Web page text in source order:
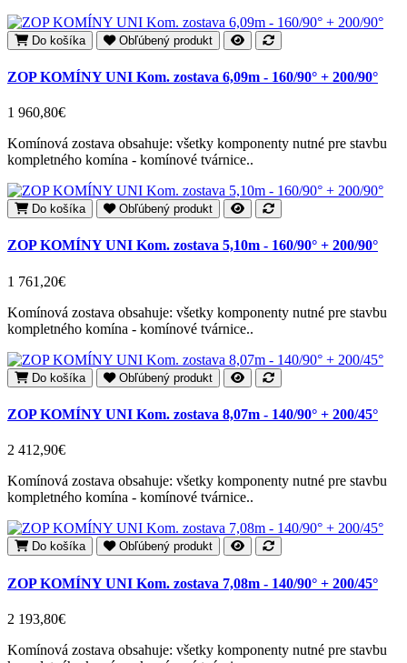
Do košíka Obľúbený produkt
ZOP KOMÍNY UNI Kom. zostava 6,09m - 160/90° + 200/90°
1 960,80€
Komínová zostava obsahuje: všetky komponenty nutné pre stavbu
kompletného komína - komínové tvárnice..
Do košíka Obľúbený produkt
ZOP KOMÍNY UNI Kom. zostava 5,10m - 160/90° + 200/90°
1 761,20€
Komínová zostava obsahuje: všetky komponenty nutné pre stavbu
kompletného komína - komínové tvárnice..
Do košíka Obľúbený produkt
ZOP KOMÍNY UNI Kom. zostava 8,07m - 140/90° + 200/45°
2 412,90€
Komínová zostava obsahuje: všetky komponenty nutné pre stavbu
kompletného komína - komínové tvárnice..
Do košíka Obľúbený produkt
ZOP KOMÍNY UNI Kom. zostava 7,08m - 140/90° + 200/45°
2 193,80€
Komínová zostava obsahuje: všetky komponenty nutné pre stavbu